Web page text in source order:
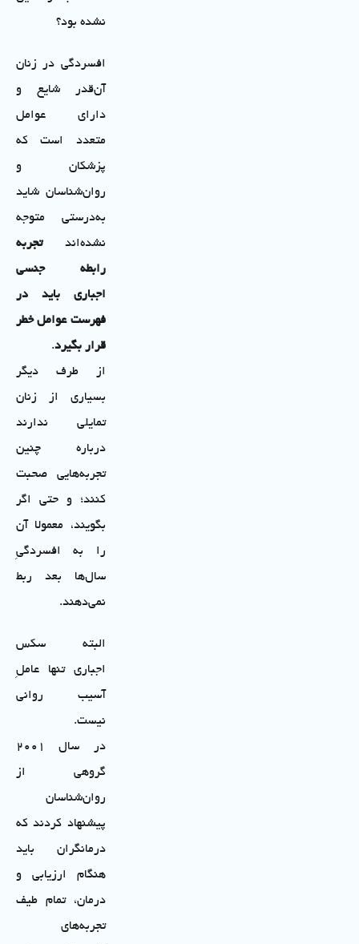
نشده بود؟
افسردگی در زنان
آن‌قدر شایع و
دارای عوامل
متعدد است که
پزشکان و
روان‌شناسان شاید
به‌درستی متوجه
نشده‌اندتجربه
رابطه جنسی
اجباری باید در
فهرست عوامل خطر
قرار بگیرد.
از طرف دیگر
بسیاری از زنان
تمایلی ندارند
درباره چنین
تجربه‌هایی صحبت
کنند؛ و حتی اگر
بگویند، معمولا آن
را به افسردگیِ
سال‌ها بعد ربط
نمی‌دهند.
البته سکس
اجباری تنها عاملِ
آسیب روانی
نیست.
در سال ۲۰۰۱
گروهی از
روان‌شناسان
پیشنهاد کردند که
درمانگران باید
هنگام ارزیابی و
درمان، تمام طیف
تجربه‌های